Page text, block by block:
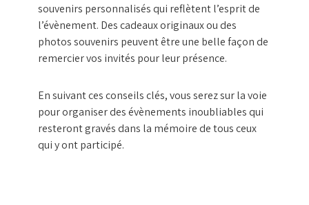
souvenirs personnalisés qui reflètent l’esprit de
l’évènement. Des cadeaux originaux ou des
photos souvenirs peuvent être une belle façon de
remercier vos invités pour leur présence.
En suivant ces conseils clés, vous serez sur la voie
pour organiser des évènements inoubliables qui
resteront gravés dans la mémoire de tous ceux
qui y ont participé.